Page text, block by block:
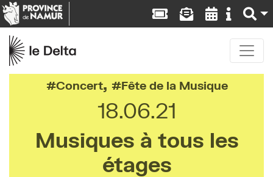
Concert, Fête de la Musique
18.06.21
Musiques à tous les
étages